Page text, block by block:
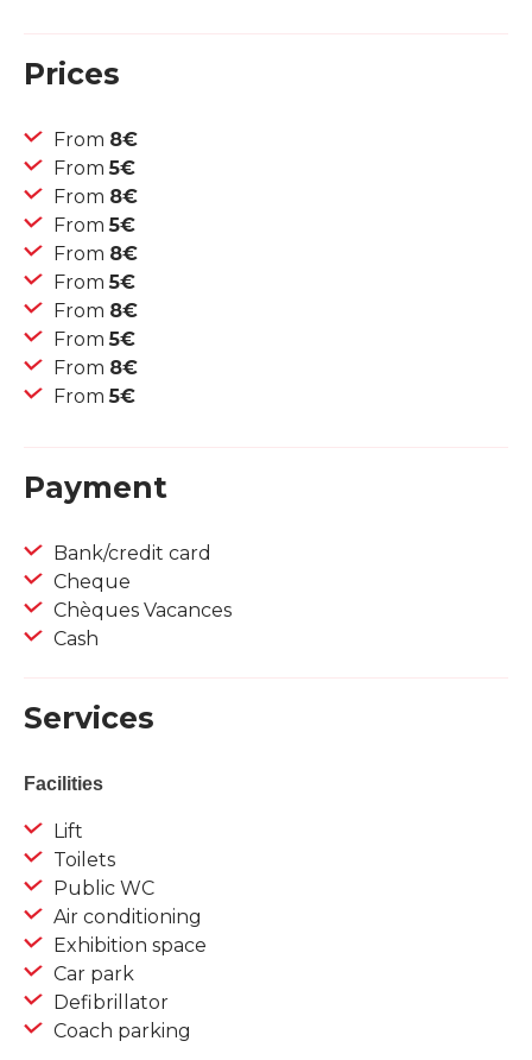
Prices
From 8€
From5€
From 8€
From5€
From 8€
From5€
From 8€
From5€
From 8€
From5€
Payment
Bank/credit card
Cheque
Chèques Vacances
Cash
Services
Facilities
Lift
Toilets
Public WC
Air conditioning
Exhibition space
Car park
Defibrillator
Coach parking